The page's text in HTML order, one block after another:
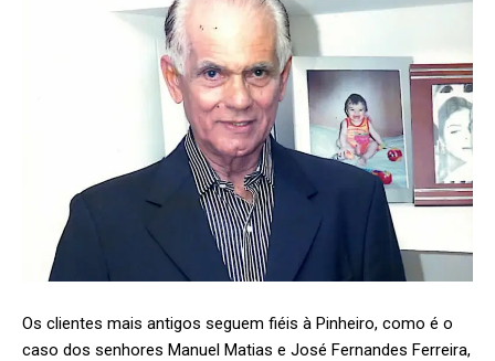
Os clientes mais antigos seguem fiéis à Pinheiro, como é o
caso dos senhores Manuel Matias e José Fernandes Ferreira,